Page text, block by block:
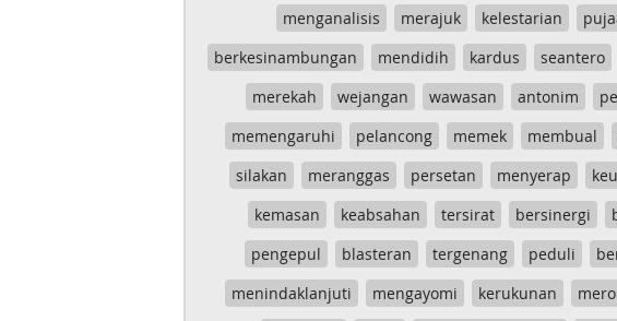
menganalisis
merajuk kelestarian
berkesinambungan
mendidih kardus seantero
merekah
wejangan wawasan antonim
memengaruhi
pelancong memek membual
silakan
meranggas persetan menyerap
kemasan
keabsahan tersirat bersinergi
pengepul
blasteran tergenang peduli
menindaklanjuti
mengayomi kerukunan